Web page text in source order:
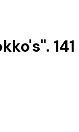
". 141